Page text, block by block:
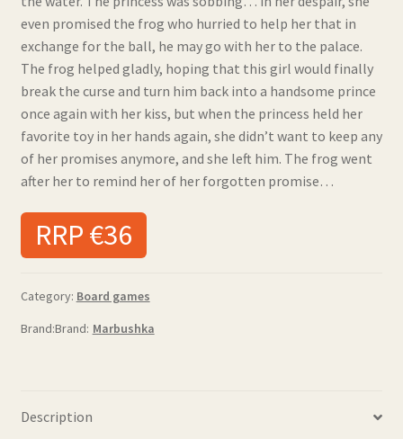
even promised the frog who hurried to help her that in
exchange for the ball, he may go with her to the palace.
The frog helped gladly, hoping that this girl would finally
break the curse and turn him back into a handsome prince
once again with her kiss, but when the princess held her
favorite toy in her hands again, she didn’t want to keep any
of her promises anymore, and she left him. The frog went
after her to remind her of her forgotten promise…
RRP €36
Category: Board games
Brand: Marbushka
Description